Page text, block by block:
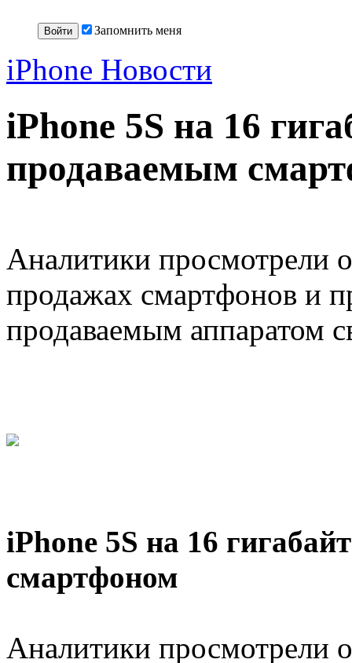
Запомнить меня
iPhone Новости
iPhone 5S на 16
продаваемым
Аналитики просмотрели
продажах смартфонов и
продаваемым аппаратом
iPhone 5S на 16
смартфоном
Аналитики просмотрели